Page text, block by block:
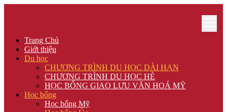
Trang Chủ
Giới thiệu
Du học
CHƯƠNG TRÌNH DU HỌC DÀI HẠN
CHƯƠNG TRÌNH DU HỌC HÈ
HỌC BỔNG GIAO LƯU VĂN HOÁ MỸ
Học bổng
Học bổng Mỹ